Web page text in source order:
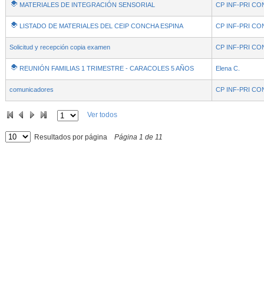
MATERIALES DE INTEGRACIÓN SENSORIAL CP INF-PRI
LISTADO DE MATERIALES DEL CEIP CONCHA ESPINA CP INF-PRI
Solicitud y recepción copia examen CP INF-PRI
REUNIÓN FAMILIAS 1 TRIMESTRE - CARACOLES 5 AÑOS Elena C.
comunicadores CP INF-PRI
Ver todos
Resultados por página Página 1 de 11